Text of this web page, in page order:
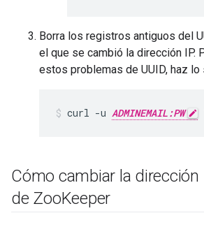
Borra los registros antiguos del
el que se cambió la dirección IP.
estos problemas de UUID, haz lo
curl -u ADMINEMAIL:PW
Cómo cambiar la
de ZooKeeper